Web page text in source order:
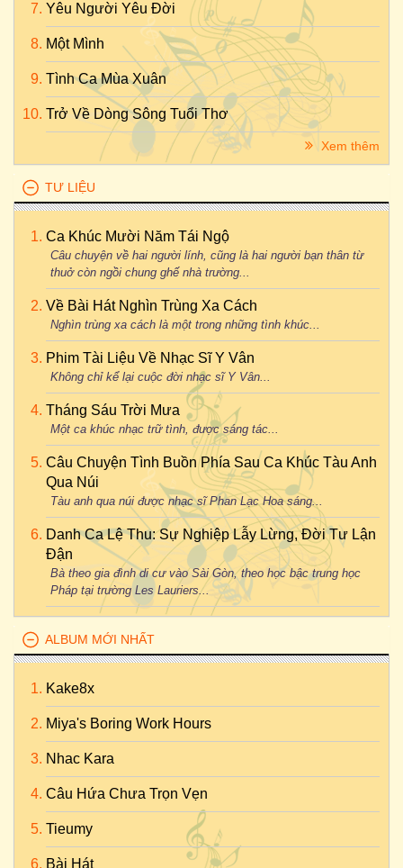
Yêu Người Yêu Đời
Một Mình
Tình Ca Mùa Xuân
Trở Về Dòng Sông Tuổi Thơ
Xem thêm
TƯ LIỆU
Ca Khúc Mười Năm Tái Ngộ
Câu chuyện về hai người lính, cũng là hai người bạn thân từ
thuở còn ngồi chung ghế nhà trường...
Về Bài Hát Nghìn Trùng Xa Cách
Nghìn trùng xa cách là một trong những tình khúc...
Phim Tài Liệu Về Nhạc Sĩ Y Vân
Không chỉ kể lại cuộc đời nhạc sĩ Y Vân...
Tháng Sáu Trời Mưa
Một ca khúc nhạc trữ tình, được sáng tác...
Câu Chuyện Tình Buồn Phía Sau Ca Khúc Tàu Anh
Qua Núi
Tàu anh qua núi được nhạc sĩ Phan Lạc Hoa sáng...
Danh Ca Lệ Thu: Sự Nghiệp Lẫy Lừng, Đời Tư Lận
Đận
Bà theo gia đình di cư vào Sài Gòn, theo học bậc trung học
Pháp tại trường Les Lauriers...
ALBUM MỚI NHẤT
Kake8x
Miya's Boring Work Hours
Nhac Kara
Câu Hứa Chưa Trọn Vẹn
Tieumy
Bài Hát